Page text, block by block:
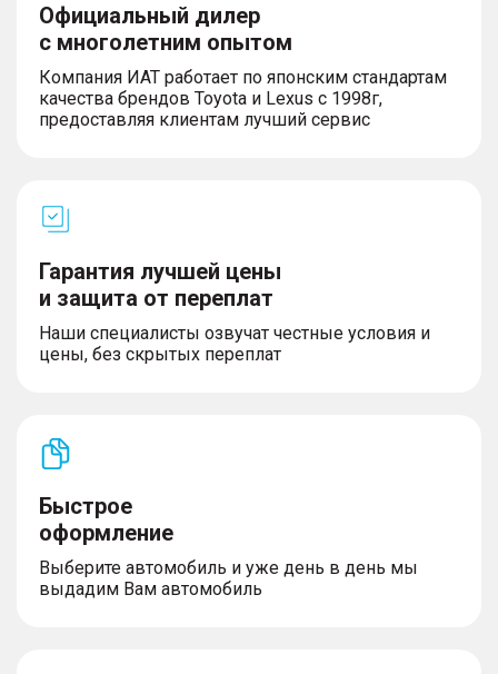
Официальный дилер
с многолетним опытом
Компания ИАТ работает по японским стандартам
качества брендов Toyota и Lexus с 1998г,
предоставляя клиентам лучший сервис
Гарантия лучшей цены
и защита от переплат
Наши специалисты озвучат честные условия и
цены, без скрытых переплат
Быстрое
оформление
Выберите автомобиль и уже день в день мы
выдадим Вам автомобиль